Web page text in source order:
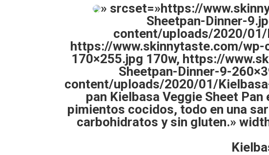
» srcset=»https://
Sheetpan-Dinner-
content/uploads/2020/01/
https://www.skinnytaste.com/
170×255.jpg 170w, https://
Sheetpan-Dinner-9-
content/uploads/2020/01/
pan Kielbasa Veggie Sheet
pimientos cocidos, todo en una
carbohidratos y sin gluten.»